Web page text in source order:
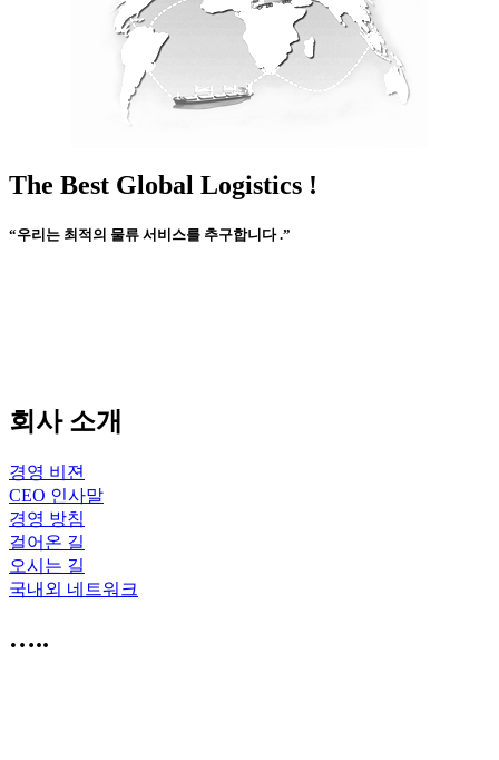
The Best Global Logistics !
“우리는 최적의 물류 서비스를 추구합니다 .”
회사 소개
경영 비젼
CEO 인사말
경영 방침
걸어온 길
오시는 길
국내외 네트워크
…..